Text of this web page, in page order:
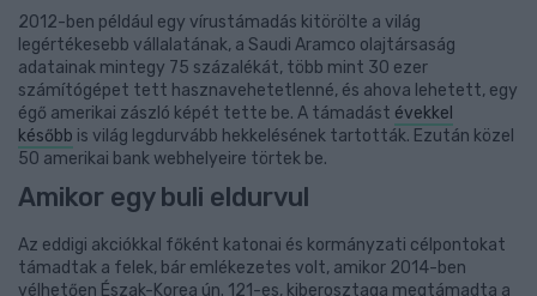
2012-ben például egy vírustámadás kitörölte a világ
legértékesebb vállalatának, a Saudi Aramco olajtársaság
adatainak mintegy 75 százalékát, több mint 30 ezer
számítógépet tett hasznavehetetlenné, és ahova lehetett, egy
égő amerikai zászló képét tette be. A támadást évekkel
később is világ legdurvább hekkelésének tartották. Ezután közel
50 amerikai bank webhelyeire törtek be.
Amikor egy buli eldurvul
Az eddigi akciókkal főként katonai és kormányzati célpontokat
támadtak a felek, bár emlékezetes volt, amikor 2014-ben
vélhetően Észak-Korea ún. 121-es, kiberosztaga megtámadta a